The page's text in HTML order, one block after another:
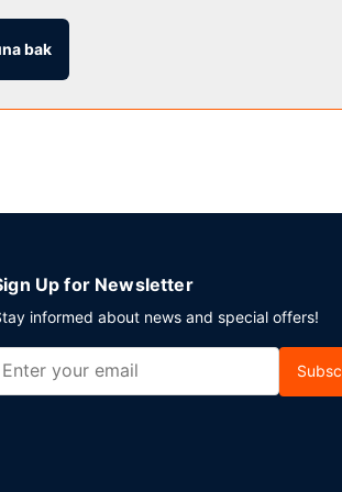
bak
Up for Newsletter
informed about news and special offers!